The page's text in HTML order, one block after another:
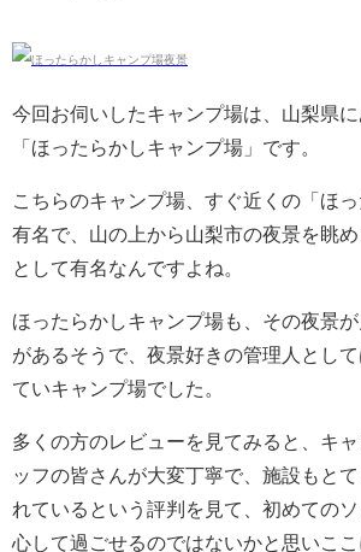
今回お伺いしたキャンプ場は、山梨県
「ほったらかしキャンプ場」です。
こちらのキャンプ場、すぐ近くの「ほ
有名で、山の上から山梨市の夜景を眺
として有名なんですよね。
ほったらかしキャンプ場も、その夜景
があるそうで、夜景好きの管理人とし
ていキャンプ場でした。
多くの方のレビューを見てみると、キ
ッフの皆さんが大変丁寧で、施設もと
れているという評判を見て、初めての
心して過ごせるのではないかと思いここ